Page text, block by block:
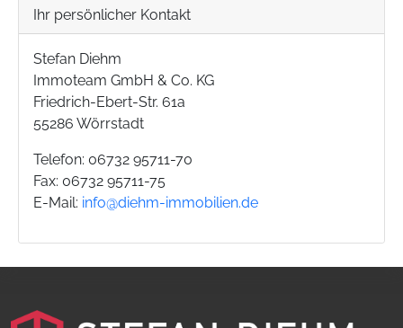
Ihr persönlicher Kontakt
Stefan Diehm
Immoteam GmbH & Co. KG
Friedrich-Ebert-Str. 61a
55286 Wörrstadt
Telefon: 06732 95711-70
Fax: 06732 95711-75
E-Mail: info@diehm-immobilien.de